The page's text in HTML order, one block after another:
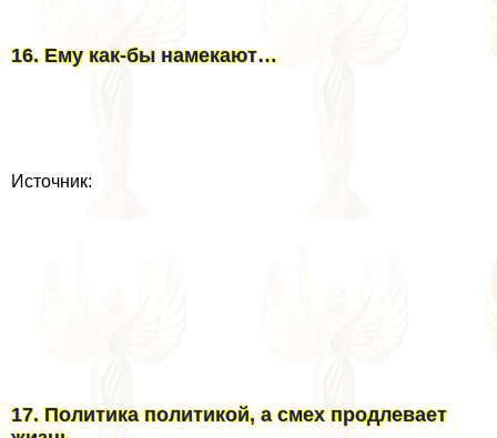
16. Ему как-бы намекают…
Источник:
17. Политика политикой, а смех продлевает